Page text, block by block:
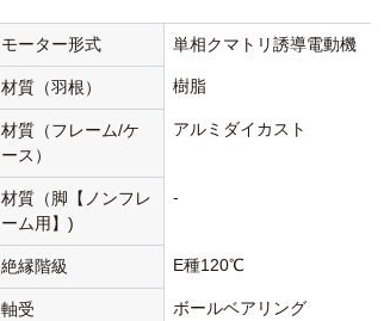
モーター形式 単相クマトリ誘導電動機
材質（羽根） 樹脂
材質（フレーム/ケ
ース）
アルミダイカスト
材質（脚【ノンフレ
ーム用】)
-
絶縁階級 E種120℃
軸受 ボールベアリング